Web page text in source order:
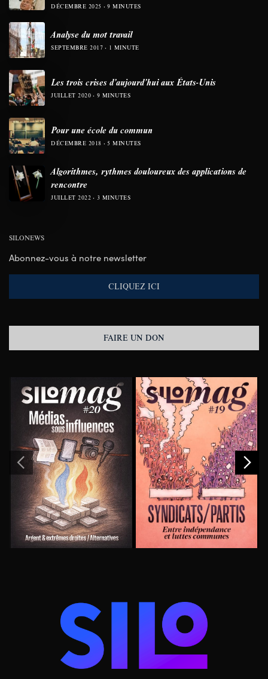
DÉCEMBRE 2025 9 MINUTES
Analyse du mot travail
SEPTEMBRE 2017 1 MINUTE
Les trois crises d’aujourd’hui aux États-Unis
JUILLET 2020 9 MINUTES
Pour une école du commun
DÉCEMBRE 2018 5 MINUTES
Algorithmes, rythmes douloureux des applications de
rencontre
JUILLET 2022 3 MINUTES
SILONEWS
Abonnez-vous à notre newsletter
CLIQUEZ ICI
FAIRE UN DON